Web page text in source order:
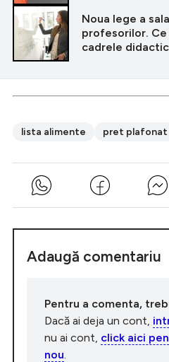
Noua lege a
profesorilor. Ce
cadrele
lista alimente pret plafonat
Adaugă comentariu
Pentru a comenta,
Dacă ai deja un cont,
nu ai cont, click aici
nou